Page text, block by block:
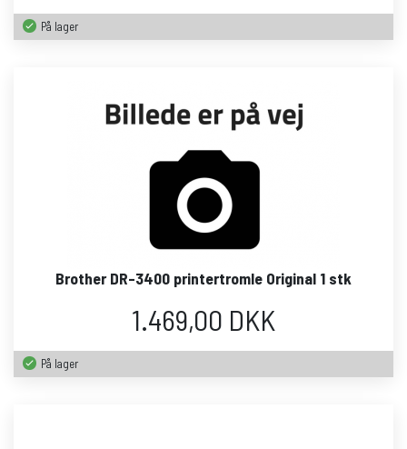
På lager
Brother DR-3400 printertromle Original 1 stk
1.469,00 DKK
På lager